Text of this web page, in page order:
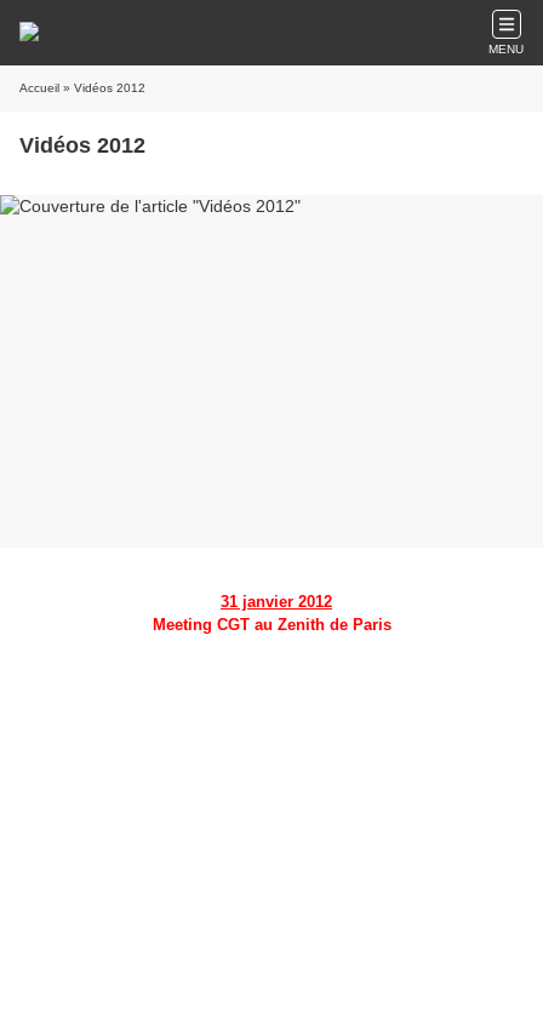
MENU
Accueil » Vidéos 2012
Vidéos 2012
31 janvier 2012
Meeting CGT au Zenith de Paris